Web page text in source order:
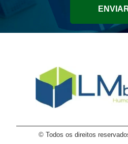
© Todos os direitos